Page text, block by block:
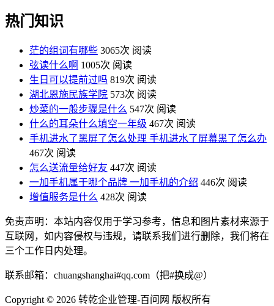
热门知识
茫的组词有哪些 3065次 阅读
弦读什么啊 1005次 阅读
生日可以提前过吗 819次 阅读
湖北恩施民族学院 573次 阅读
炒菜的一般步骤是什么 547次 阅读
什么的耳朵什么填空一年级 467次 阅读
手机进水了黑屏了怎么处理 手机进水了屏幕黑了怎么办
467次 阅读
怎么送流量给好友 447次 阅读
一加手机属于哪个品牌 一加手机的介绍 446次 阅读
增值服务是什么 428次 阅读
免责声明：本站内容仅用于学习参考，信息和图片素材来源于
互联网，如内容侵权与违规，请联系我们进行删除，我们将在
三个工作日内处理。
联系邮箱：chuangshanghai#qq.com（把#换成@）
Copyright © 2026 转乾企业管理-百问网 版权所有